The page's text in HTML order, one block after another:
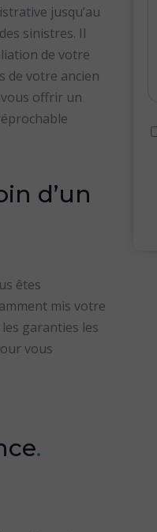
jusqu’au
sinistres. Il
de votre
de votre ancien
offrir un
d’un
êtes
mis votre
garanties les
vous
.